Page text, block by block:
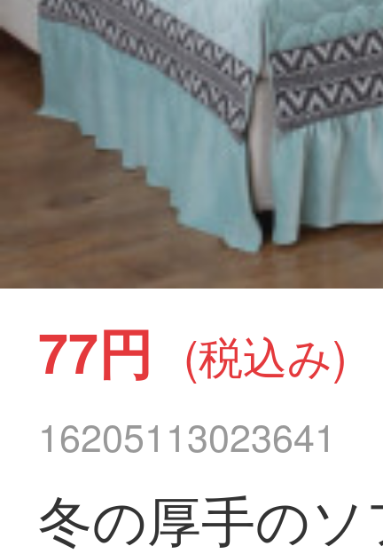
77円 (税込み)
16205113023641
冬の厚手の